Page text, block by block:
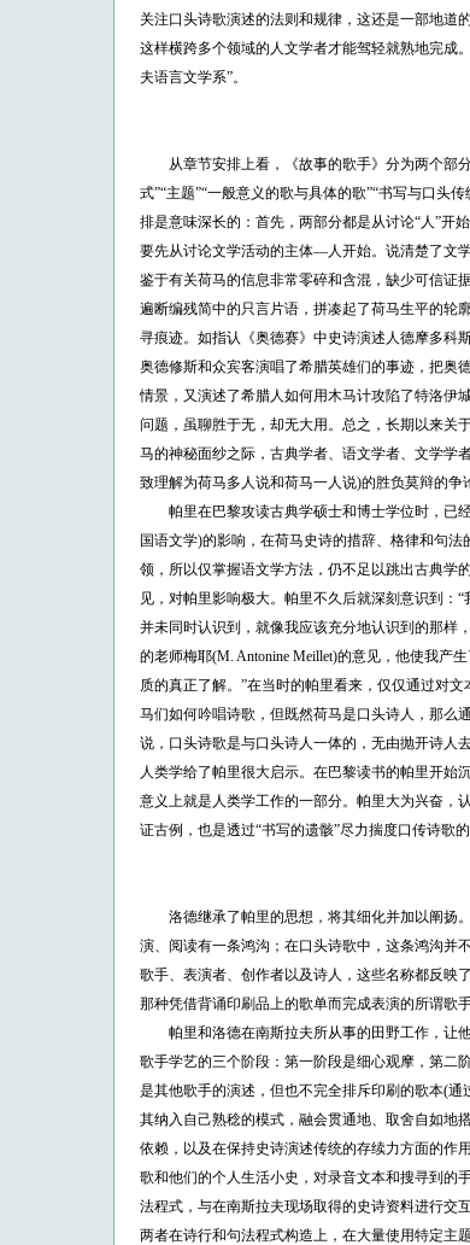
关注口头诗歌演述的法则和规律，这还是一部地
这样横跨多个领域的人文学者才能驾轻就熟地完成
夫语言文学系”。
从章节安排上看，《故事的歌手》分为两个部分
式”“主题”“一般意义的歌与具体的歌”“书写与口头
排是意味深长的：首先，两部分都是从讨论“人”开
要先从讨论文学活动的主体—人开始。说清楚了文
鉴于有关荷马的信息非常零碎和含混，缺少可信证
遍断编残简中的只言片语，拼凑起了荷马生平的轮
寻痕迹。如指认《奥德赛》中史诗演述人德摩多
奥德修斯和众宾客演唱了希腊英雄们的事迹，把奥
情景，又演述了希腊人如何用木马计攻陷了特洛伊
问题，虽聊胜于无，却无大用。总之，长期以来关
马的神秘面纱之际，古典学者、语文学者、文学学
致理解为荷马多人说和荷马一人说)的胜负莫辩的争
帕里在巴黎攻读古典学硕士和博士学位时，已经
国语文学)的影响，在荷马史诗的措辞、格律和句
领，所以仅掌握语文学方法，仍不足以跳出古典学
见，对帕里影响极大。帕里不久后就深刻意识到：
并未同时认识到，就像我应该充分地认识到的那样
的老师梅耶(M. Antonine Meillet)的意见，他使我产
质的真正了解。”在当时的帕里看来，仅仅通过对
马们如何吟唱诗歌，但既然荷马是口头诗人，那么
说，口头诗歌是与口头诗人一体的，无由抛开诗人
人类学给了帕里很大启示。在巴黎读书的帕里开始
意义上就是人类学工作的一部分。帕里大为兴奋，
证古例，也是透过“书写的遗骸”尽力揣度口传诗歌的
洛德继承了帕里的思想，将其细化并加以阐扬。
演、阅读有一条鸿沟；在口头诗歌中，这条鸿沟并
歌手、表演者、创作者以及诗人，这些名称都反映
那种凭借背诵印刷品上的歌单而完成表演的所谓歌
帕里和洛德在南斯拉夫所从事的田野工作，让他
歌手学艺的三个阶段：第一阶段是细心观摩，第二
是其他歌手的演述，但也不完全排斥印刷的歌本(
其纳入自己熟稔的模式，融会贯通地、取舍自如地
依赖，以及在保持史诗演述传统的存续力方面的作
歌和他们的个人生活小史，对录音文本和搜寻到的
法程式，与在南斯拉夫现场取得的史诗资料进行交
两者在诗行和句法程式构造上，在大量使用特定主